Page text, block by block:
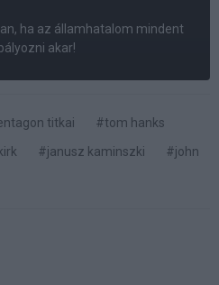
ha az államhatalom mindent
akar!
titkai
#tom hanks
#janusz kaminszki
#john